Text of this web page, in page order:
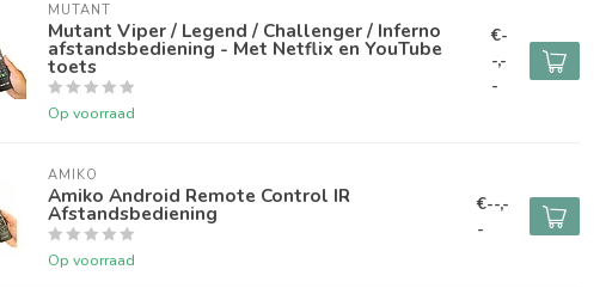
MUTANT
Mutant Viper / Legend / Challenger / Inferno
afstandsbediening - Met Netflix en YouTube
toets
Op voorraad
€-
-,-
-
AMIKO
Amiko Android Remote Control IR
Afstandsbediening
Op voorraad
€--,-
-